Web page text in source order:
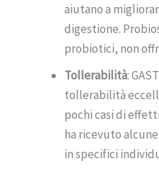
aiutano a
digestione.
probiotici, non
Tollerabilità:
tollerabilità
pochi casi di
ha ricevuto
in specifici